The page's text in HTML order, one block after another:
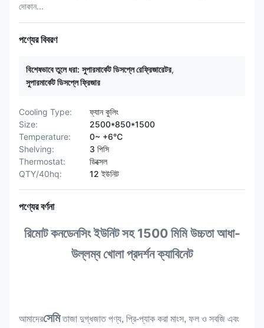
দোকান...
পণ্যের বিবরণ
বিশেষভাবে তুলে ধরা: সুপারমার্কেট ডিসপ্লে রেফ্রিজারেটর,
সুপারমার্কেট ডিসপ্লে ফ্রিজার
Cooling Type:
ফ্যান কুলিং
Size:
2500*850*1500
Temperature:
0~ +6℃
Shelving:
3 পিসি
Thermostat:
ডিক্সেল
QTY/40hq:
12 ইউনিট
পণ্যের বর্ণনা
রিমোট কনডেনসিং ইউনিট সহ 1500 মিমি উচ্চতা আধা-
উল্লম্ব খোলা প্রদর্শন ক্যাবিনেট
আমাদেরসেমি তাজা দুগ্ধজাত পণ্য, প্রি-প্যাক করা মাংস, ফল ও সবজি এবং